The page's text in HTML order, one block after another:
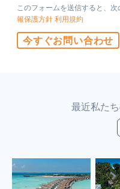
このフォームを送信すると、
報保護方針 利用規約
今すぐお問い合わせ
最近私た